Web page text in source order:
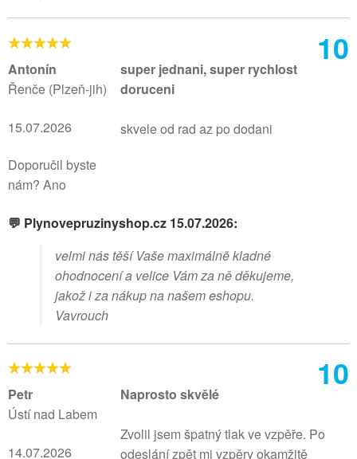
10
Antonín
Řenče (Plzeň-jih)
15.07.2026
Doporučil byste
nám? Ano
super jednani, super rychlost
doruceni
skvele od rad az po dodani
💬 Plynovepruzinyshop.cz 15.07.2026:
velmi nás těší Vaše maximálně kladné
ohodnocení a velice Vám za ně děkujeme,
jakož i za nákup na našem eshopu.
Vavrouch
10
Petr
Ústí nad Labem
14.07.2026
Naprosto skvělé
Zvolil jsem špatný tlak ve vzpěře. Po
odeslání zpět mi vzpěry okamžitě